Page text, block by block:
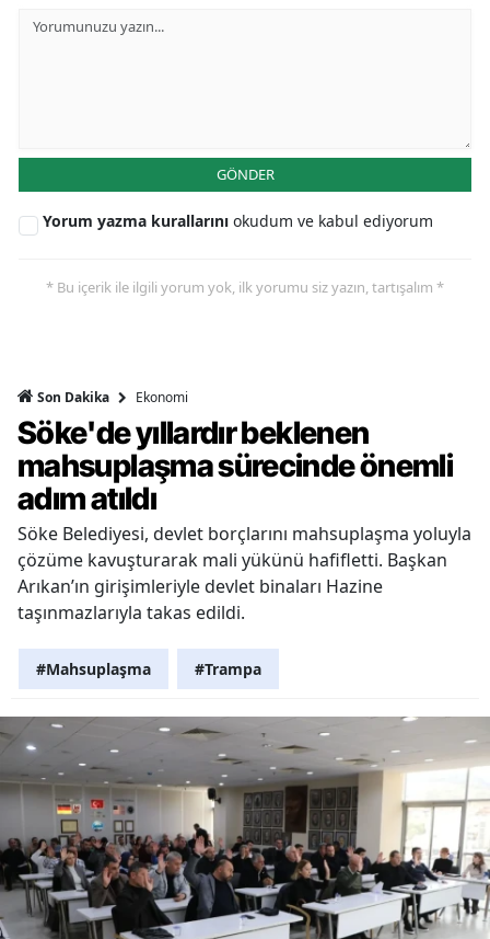
GÖNDER
Yorum yazma kurallarını okudum ve kabul ediyorum
* Bu içerik ile ilgili yorum yok, ilk yorumu siz yazın, tartışalım *
Son Dakika Ekonomi
Söke'de yıllardır beklenen
mahsuplaşma sürecinde önemli
adım atıldı
Söke Belediyesi, devlet borçlarını mahsuplaşma yoluyla
çözüme kavuşturarak mali yükünü hafifletti. Başkan
Arıkan’ın girişimleriyle devlet binaları Hazine
taşınmazlarıyla takas edildi.
#Mahsuplaşma #Trampa